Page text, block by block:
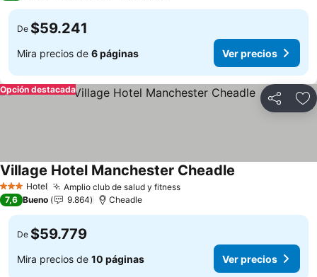
De $59.241
Mira precios de 6 páginas Ver precios
Compartir
Opción destacada
3 Estrellas
Hotel Amplio club de salud y fitnessVer precios
Village Hotel Manchester Cheadle
7,6 Bueno 9.864 Cheadle
De $59.779
Mira precios de 10 páginas Ver precios